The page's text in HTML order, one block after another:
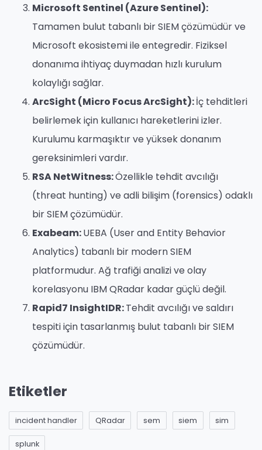
Microsoft Sentinel (Azure Sentinel):
Tamamen bulut tabanlı bir SIEM çözümüdür ve
Microsoft ekosistemi ile entegredir. Fiziksel
donanıma ihtiyaç duymadan hızlı kurulum
kolaylığı sağlar.
ArcSight (Micro Focus ArcSight):İç tehditleri
belirlemek için kullanıcı hareketlerini izler.
Kurulumu karmaşıktır ve yüksek donanım
gereksinimleri vardır.
RSA NetWitness:Özellikle tehdit avcılığı
(threat hunting) ve adli bilişim (forensics) odaklı
bir SIEM çözümüdür.
Exabeam:UEBA (User and Entity Behavior
Analytics) tabanlı bir modern SIEM
platformudur. Ağ trafiği analizi ve olay
korelasyonu IBM QRadar kadar güçlü değil.
Rapid7 InsightIDR:Tehdit avcılığı ve saldırı
tespiti için tasarlanmış bulut tabanlı bir SIEM
çözümüdür.
Etiketler
incident handler QRadar sem siem sim
splunk